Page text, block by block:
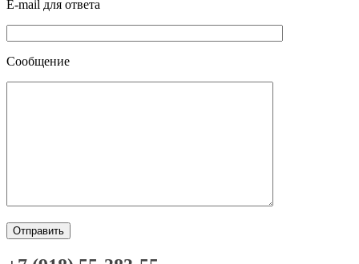
E-mail для ответа
Сообщение